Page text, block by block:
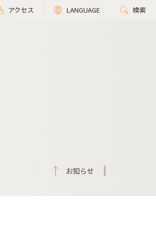
アクセス LANGUAGE 検索
お知らせ